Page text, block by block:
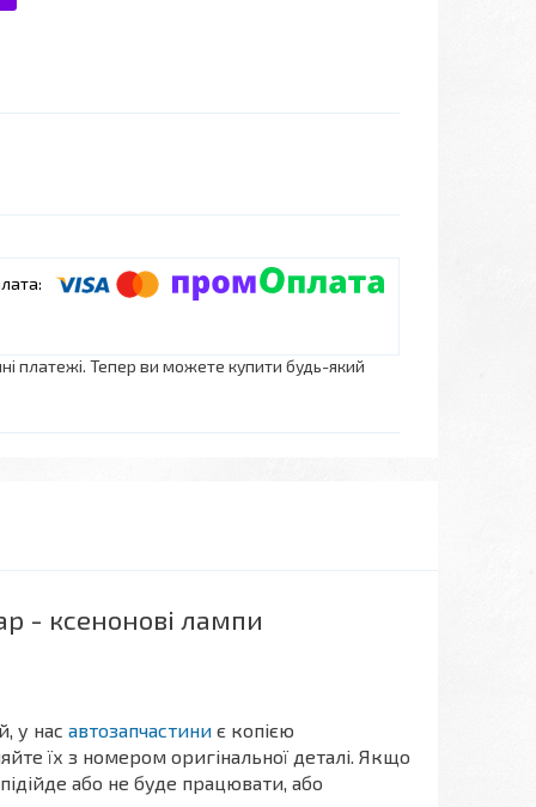
платежі. Тепер ви можете купити будь-який
- ксенонові лампи
у нас автозапчастини є копією
їх з номером оригінальної деталі. Якщо
або не буде працювати, або